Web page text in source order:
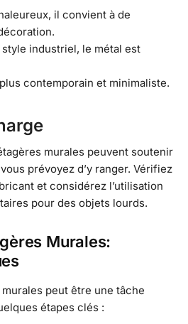
il convient à de
industriel, le métal est
contemporain et minimaliste.
murales peuvent soutenir
prévoyez d’y ranger. Vérifiez
et considérez l’utilisation
pour des objets lourds.
Murales:
murales peut être une tâche
étapes clés :